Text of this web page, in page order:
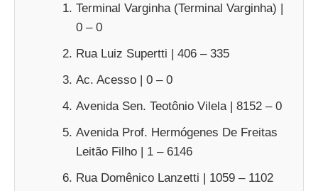
Terminal Varginha (Terminal Varginha) |
0 – 0
Rua Luiz Supertti | 406 – 335
Ac. Acesso | 0 – 0
Avenida Sen. Teotônio Vilela | 8152 – 0
Avenida Prof. Hermógenes De Freitas
Leitão Filho | 1 – 6146
Rua Domênico Lanzetti | 1059 – 1102